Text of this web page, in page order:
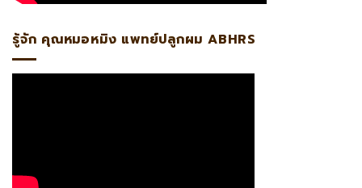
รู้จัก คุณหมอหมิง แพทย์ปลูกผม ABHRS